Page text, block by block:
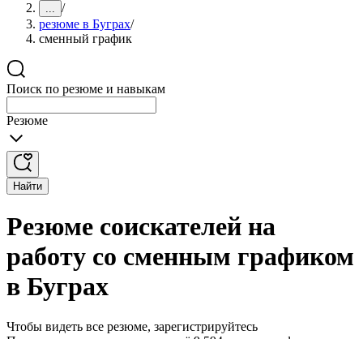
... /
резюме в Буграх/
сменный график
Поиск по резюме и навыкам
Резюме
Найти
Резюме соискателей на
работу со сменным графиком
в Буграх
Чтобы видеть все резюме, зарегистрируйтесь